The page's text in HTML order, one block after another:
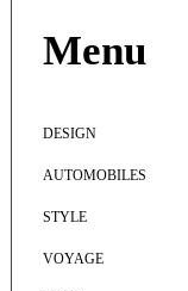
Menu
DESIGN
AUTOMOBILES
STYLE
VOYAGE